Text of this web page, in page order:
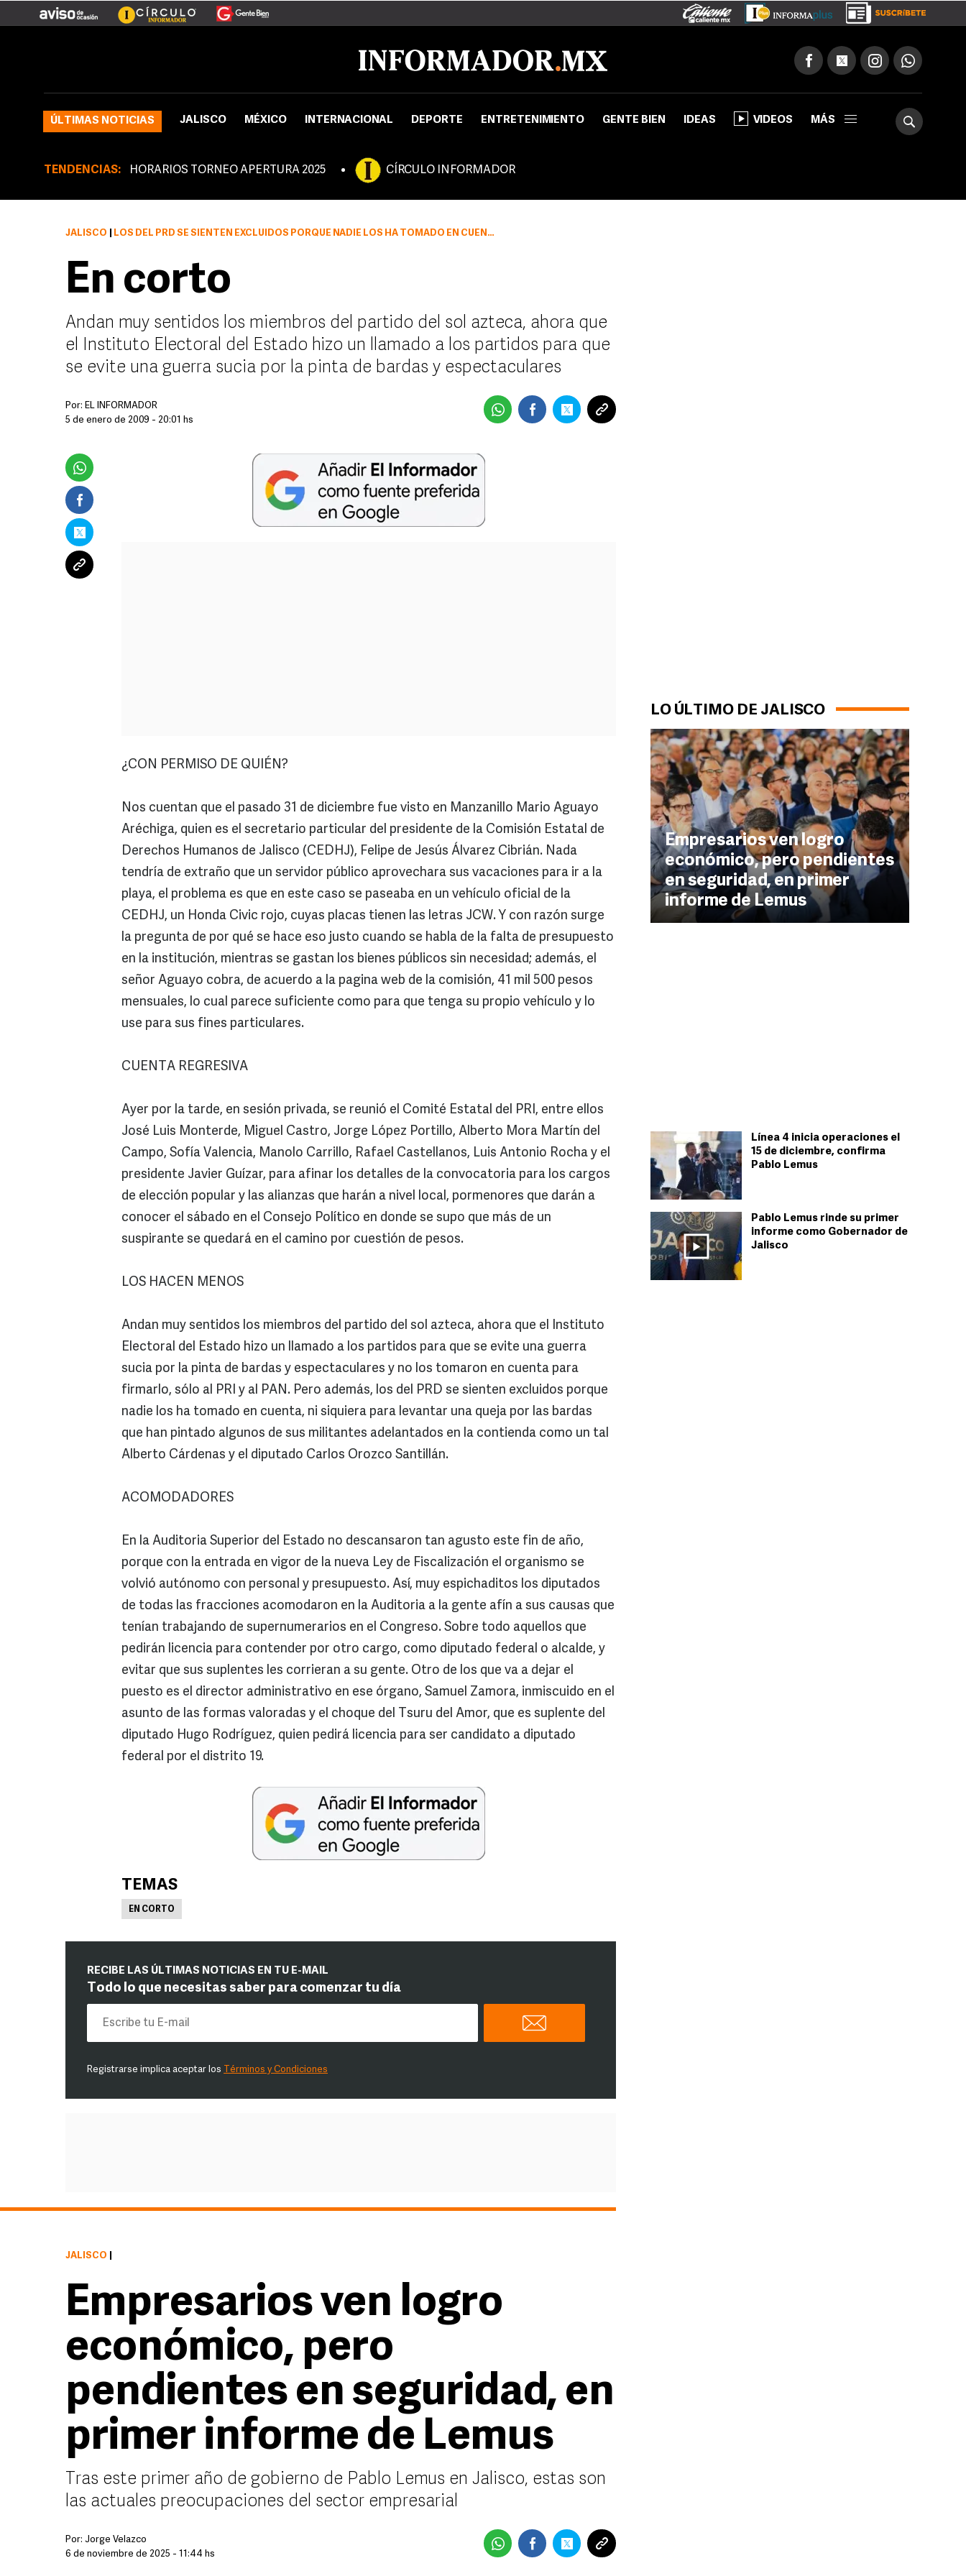
ÚLTIMAS NOTICIAS JALISCO MÉXICO INTERNACIONAL DEPORTE ENTRETENIMIENTO GENTE BIEN IDEAS VIDEOS MÁS
TENDENCIAS: HORARIOS TORNEO APERTURA 2025 CÍRCULO INFORMADOR
LO ÚLTIMO DE JALISCO
Empresarios ven logro
económico, pero pendientes
en seguridad, en primer
informe de Lemus
Línea 4 inicia operaciones el
15 de diciembre, confirma
Pablo Lemus
Pablo Lemus rinde su primer
informe como Gobernador de
Jalisco
JALISCO LOS DEL PRD SE SIENTEN EXCLUIDOS PORQUE NADIE LOS HA TOMADO EN CUENTA, NI SIQUIERA PARA LEVANTAR UNA QUEJA POR LAS BARDAS
En corto
Andan muy sentidos los miembros del partido del sol azteca, ahora que
el Instituto Electoral del Estado hizo un llamado a los partidos para que
se evite una guerra sucia por la pinta de bardas y espectaculares
Por: EL INFORMADOR
5 de enero de 2009 - 20:01 hs
¿CON PERMISO DE QUIÉN?
Nos cuentan que el pasado 31 de diciembre fue visto en Manzanillo Mario Aguayo
Aréchiga, quien es el secretario particular del presidente de la Comisión Estatal de
Derechos Humanos de Jalisco (CEDHJ), Felipe de Jesús Álvarez Cibrián. Nada
tendría de extraño que un servidor público aprovechara sus vacaciones para ir a la
playa, el problema es que en este caso se paseaba en un vehículo oficial de la
CEDHJ, un Honda Civic rojo, cuyas placas tienen las letras JCW. Y con razón surge
la pregunta de por qué se hace eso justo cuando se habla de la falta de presupuesto
en la institución, mientras se gastan los bienes públicos sin necesidad; además, el
señor Aguayo cobra, de acuerdo a la pagina web de la comisión, 41 mil 500 pesos
mensuales, lo cual parece suficiente como para que tenga su propio vehículo y lo
use para sus fines particulares.
CUENTA REGRESIVA
Ayer por la tarde, en sesión privada, se reunió el Comité Estatal del PRI, entre ellos
José Luis Monterde, Miguel Castro, Jorge López Portillo, Alberto Mora Martín del
Campo, Sofía Valencia, Manolo Carrillo, Rafael Castellanos, Luis Antonio Rocha y el
presidente Javier Guízar, para afinar los detalles de la convocatoria para los cargos
de elección popular y las alianzas que harán a nivel local, pormenores que darán a
conocer el sábado en el Consejo Político en donde se supo que más de un
suspirante se quedará en el camino por cuestión de pesos.
LOS HACEN MENOS
Andan muy sentidos los miembros del partido del sol azteca, ahora que el Instituto
Electoral del Estado hizo un llamado a los partidos para que se evite una guerra
sucia por la pinta de bardas y espectaculares y no los tomaron en cuenta para
firmarlo, sólo al PRI y al PAN. Pero además, los del PRD se sienten excluidos porque
nadie los ha tomado en cuenta, ni siquiera para levantar una queja por las bardas
que han pintado algunos de sus militantes adelantados en la contienda como un tal
Alberto Cárdenas y el diputado Carlos Orozco Santillán.
ACOMODADORES
En la Auditoria Superior del Estado no descansaron tan agusto este fin de año,
porque con la entrada en vigor de la nueva Ley de Fiscalización el organismo se
volvió autónomo con personal y presupuesto. Así, muy espichaditos los diputados
de todas las fracciones acomodaron en la Auditoria a la gente afín a sus causas que
tenían trabajando de supernumerarios en el Congreso. Sobre todo aquellos que
pedirán licencia para contender por otro cargo, como diputado federal o alcalde, y
evitar que sus suplentes les corrieran a su gente. Otro de los que va a dejar el
puesto es el director administrativo en ese órgano, Samuel Zamora, inmiscuido en el
asunto de las formas valoradas y el choque del Tsuru del Amor, que es suplente del
diputado Hugo Rodríguez, quien pedirá licencia para ser candidato a diputado
federal por el distrito 19.
TEMAS
EN CORTO
RECIBE LAS ÚLTIMAS NOTICIAS EN TU E-MAIL
Todo lo que necesitas saber para comenzar tu día
Registrarse implica aceptar los Términos y Condiciones
JALISCO
Empresarios ven logro
económico, pero
pendientes en seguridad, en
primer informe de Lemus
Tras este primer año de gobierno de Pablo Lemus en Jalisco, estas son
las actuales preocupaciones del sector empresarial
Por: Jorge Velazco
6 de noviembre de 2025 - 11:44 hs